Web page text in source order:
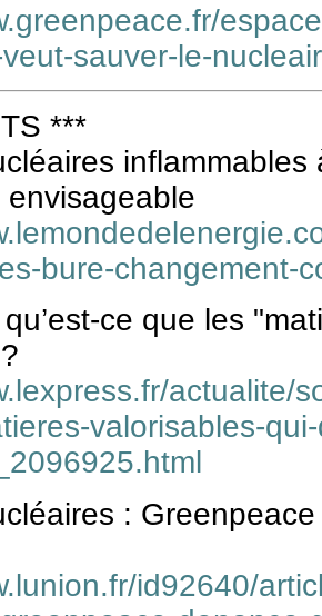
sauver-le-
***
bure-changement-
ce que les
actualite/
valorisables-
:
id92640/